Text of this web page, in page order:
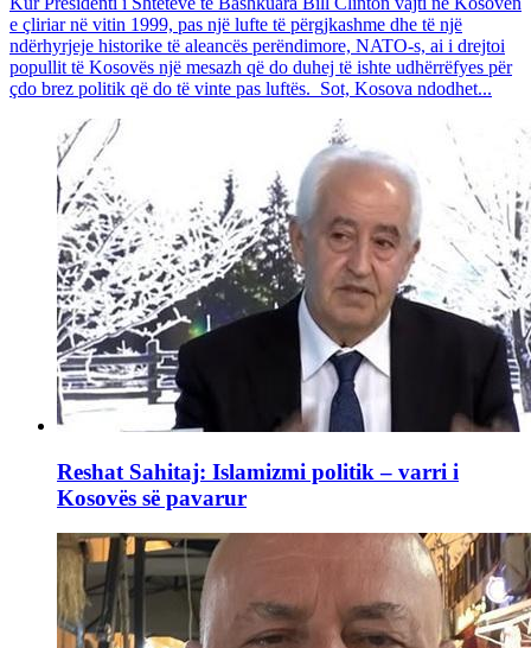
e çliriar në vitin 1999, pas një lufte të përgjkashme dhe të një
ndërhyrjeje historike të aleancës perëndimore, NATO-s, ai i drejtoi
popullit të Kosovës një mesazh që do duhej të ishte udhërrëfyes për
çdo brez politik që do të vinte pas luftës. Sot, Kosova ndodhet...
Reshat Sahitaj: Islamizmi politik – varri i
Kosovës së pavarur